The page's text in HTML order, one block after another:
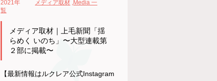
2021年 メディア取材 ,Media 一
覧
メディア取材｜上毛新聞「揺
らめく いのち」〜大型連載第
２部に掲載〜
【最新情報はルクレア公式Instagram